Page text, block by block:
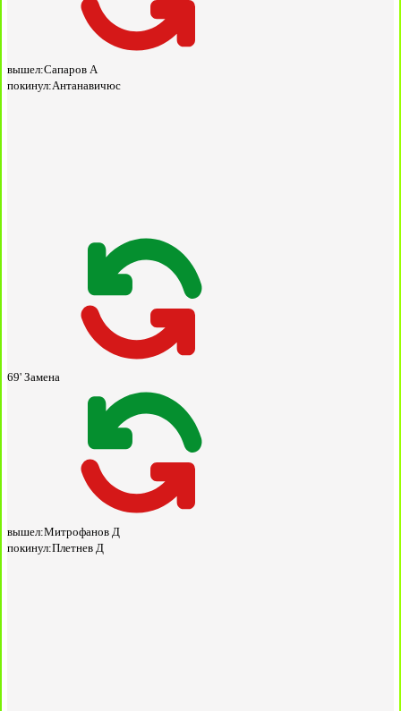
вышел:Сапаров А
покинул:Антанавичюс
69' Замена
вышел:Митрофанов Д
покинул:Плетнев Д